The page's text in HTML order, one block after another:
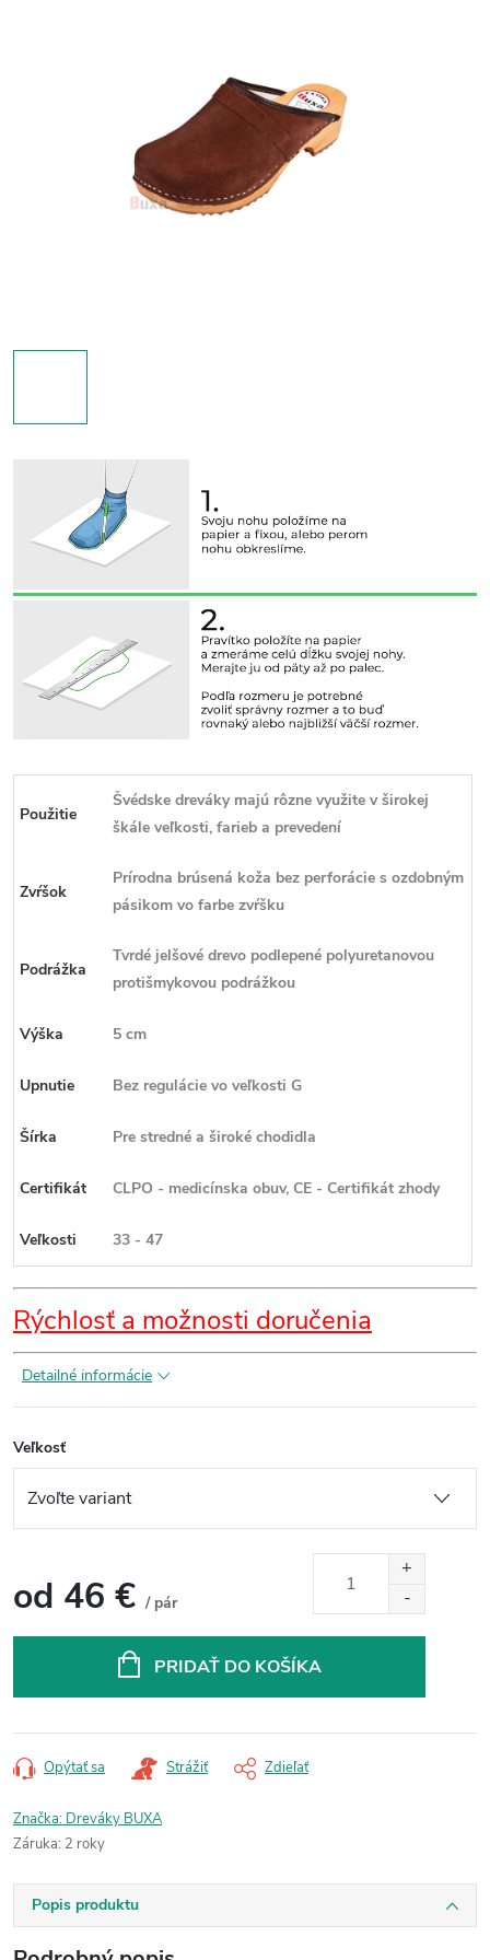
Použitie
Švédske dreváky majú rôzne využite v širokej
škále veľkosti, farieb a prevedení
Zvŕšok
Prírodna brúsená koža bez perforácie s ozdobným
pásikom vo farbe zvŕšku
Podrážka
Tvrdé jelšové drevo podlepené polyuretanovou
protišmykovou podrážkou
Výška 5 cm
Upnutie Bez regulácie vo veľkosti G
Šírka Pre stredné a široké chodidla
Certifikát CLPO - medicínska obuv, CE - Certifikát zhody
Veľkosti 33 - 47
Rýchlosť a možnosti doručenia
Detailné informácie
Veľkosť
od 46 € / pár
PRIDAŤ DO KOŠÍKA
Opýtať sa Strážiť Zdieľať
Značka: Dreváky BUXA
Záruka: 2 roky
Popis produktu